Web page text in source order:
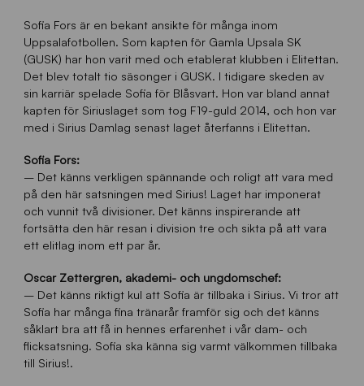
Sofia Fors är en bekant ansikte för många inom
Uppsalafotbollen. Som kapten för Gamla Upsala SK
(GUSK) har hon varit med och etablerat klubben i Elitettan.
Det blev totalt tio säsonger i GUSK. I tidigare skeden av
sin karriär spelade Sofia för Blåsvart. Hon var bland annat
kapten för Siriuslaget som tog F19-guld 2014, och hon var
med i Sirius Damlag senast laget återfanns i Elitettan.
Sofia Fors:
– Det känns verkligen spännande och roligt att vara med
på den här satsningen med Sirius! Laget har imponerat
och vunnit två divisioner. Det känns inspirerande att
fortsätta den här resan i division tre och sikta på att vara
ett elitlag inom ett par år.
Oscar Zettergren, akademi- och ungdomschef:
– Det känns riktigt kul att Sofia är tillbaka i Sirius. Vi tror att
Sofia har många fina tränarår framför sig och det känns
såklart bra att få in hennes erfarenhet i vår dam- och
flicksatsning. Sofia ska känna sig varmt välkommen tillbaka
till Sirius!.